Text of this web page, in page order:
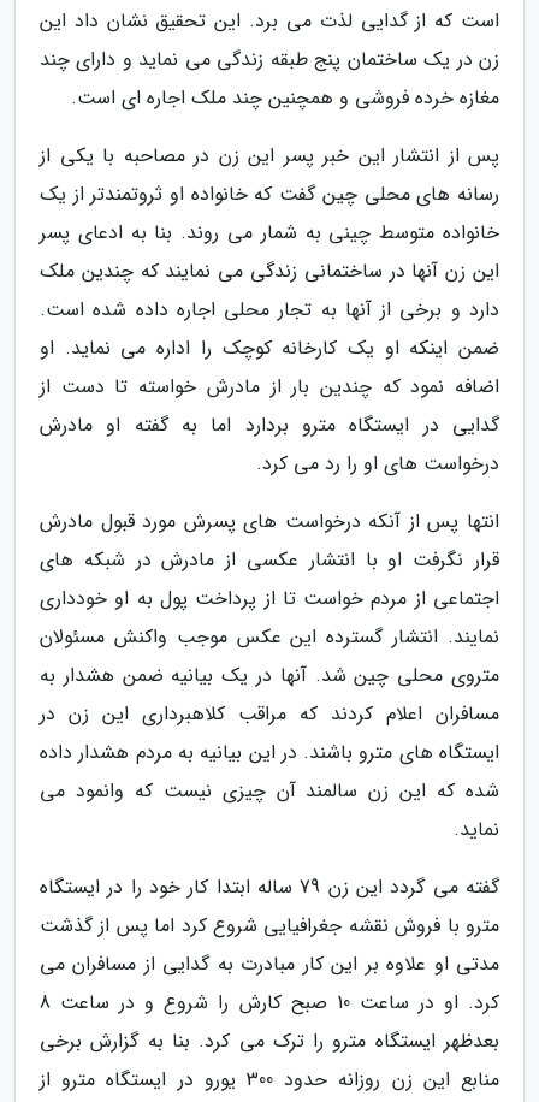
است که از گدایی لذت می برد. این تحقیق نشان داد این
زن در یک ساختمان پنج طبقه زندگی می نماید و دارای چند
مغازه خرده فروشی و همچنین چند ملک اجاره ای است.
پس از انتشار این خبر پسر این زن در مصاحبه با یکی از
رسانه های محلی چین گفت که خانواده او ثروتمندتر از یک
خانواده متوسط چینی به شمار می روند. بنا به ادعای پسر
این زن آنها در ساختمانی زندگی می نمایند که چندین ملک
دارد و برخی از آنها به تجار محلی اجاره داده شده است.
ضمن اینکه او یک کارخانه کوچک را اداره می نماید. او
اضافه نمود که چندین بار از مادرش خواسته تا دست از
گدایی در ایستگاه مترو بردارد اما به گفته او مادرش
درخواست های او را رد می کرد.
انتها پس از آنکه درخواست های پسرش مورد قبول مادرش
قرار نگرفت او با انتشار عکسی از مادرش در شبکه های
اجتماعی از مردم خواست تا از پرداخت پول به او خودداری
نمایند. انتشار گسترده این عکس موجب واکنش مسئولان
متروی محلی چین شد. آنها در یک بیانیه ضمن هشدار به
مسافران اعلام کردند که مراقب کلاهبرداری این زن در
ایستگاه های مترو باشند. در این بیانیه به مردم هشدار داده
شده که این زن سالمند آن چیزی نیست که وانمود می
نماید.
گفته می گردد این زن 79 ساله ابتدا کار خود را در ایستگاه
مترو با فروش نقشه جغرافیایی شروع کرد اما پس از گذشت
مدتی او علاوه بر این کار مبادرت به گدایی از مسافران می
کرد. او در ساعت 10 صبح کارش را شروع و در ساعت 8
بعدظهر ایستگاه مترو را ترک می کرد. بنا به گزارش برخی
منابع این زن روزانه حدود 300 یورو در ایستگاه مترو از